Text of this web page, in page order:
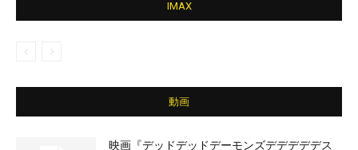
IMAX
動画
映画『デッドデッドデーモンズデデデデデス